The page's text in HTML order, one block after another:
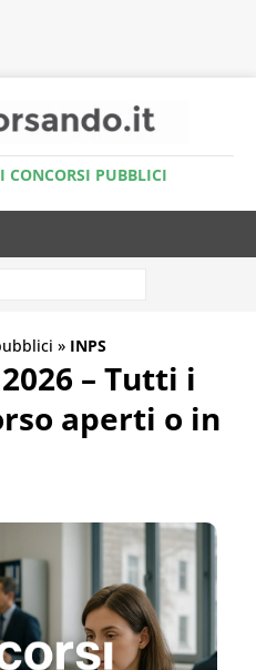
CONCORSI PUBBLICI
» INPS
– Tutti i
aperti o in